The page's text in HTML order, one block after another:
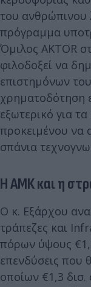
του ανθρώπινου
πρόγραμμα
Όμιλος AKTOR
φιλοδοξεί να
επιστημόνων
χρηματοδότηση
εξωτερικό για
προκειμένου να
σπάνια
Η ΑΜΚ και η
Ο κ. Εξάρχου
τράπεζες και
πόρων ύψους
επενδύσεις που
οποίων €1,3 δισ.